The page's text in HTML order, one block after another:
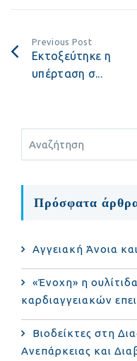
Previous Post
Εκτοξεύτηκε η
υπέρταση σ...
Πρόσφατα
Αγγειακή Άνοια
«Ένοχη» η
καρδιαγγειακών
Βιοδείκτες στη
Ανεπάρκειας και